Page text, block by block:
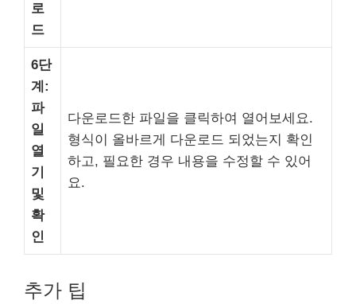
로
드
6단
계:
파
일
열
기
및
확
인
다운로드한 파일을 클릭하여 열어보세요.
형식이 올바르게 다운로드 되었는지 확인
하고, 필요한 경우 내용을 수정할 수 있어
요.
추가 팁